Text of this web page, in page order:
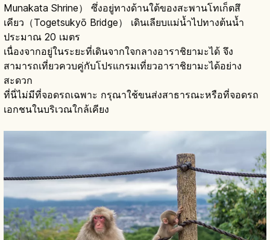
Munakata Shrine） ซึ่งอยู่ทางด้านใต้ของสะพานโทเก็ตสึ
เคียว（Togetsukyō Bridge） เดินเลียบแม่น้ำไปทางต้นน้ำ
ประมาณ 20 เมตร
เนื่องจากอยู่ในระยะที่เดินจากใจกลางอาราชิยามะได้ จึง
สามารถเที่ยวควบคู่กับโปรแกรมเที่ยวอาราชิยามะได้อย่าง
สะดวก
ที่นี่ไม่มีที่จอดรถเฉพาะ กรุณาใช้ขนส่งสาธารณะหรือที่จอดรถ
เอกชนในบริเวณใกล้เคียง